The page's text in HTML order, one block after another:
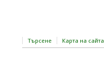
Търсене Карта на сайта